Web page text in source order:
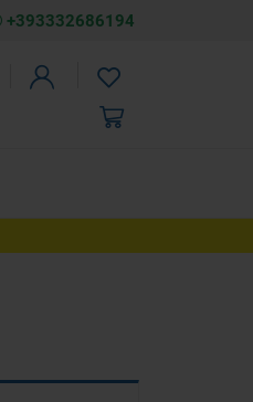
+393332686194